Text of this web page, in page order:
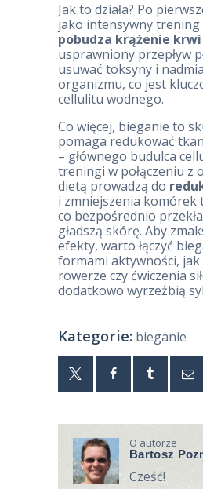
Jak to działa? Po
jako intensywny
pobudza krążenie
usprawniony przepływ
usuwać toksyny i
organizmu, co jest
cellulitu wodnego.
Co więcej, bieganie to
pomaga redukować
– głównego budulca
treningi w połączeniu z
dietą prowadzą do
i zmniejszenia komórek
co bezpośrednio
gładszą skórę. Aby
efekty, warto łączyć
formami aktywności, jak
rowerze czy ćwiczenia
dodatkowo wyrzeźbią
Kategorie: bieganie
O autorze
Bartosz
Cześć!